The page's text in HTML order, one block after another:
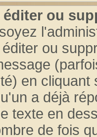
ou
ou
en
a déjà
texte en
de fois